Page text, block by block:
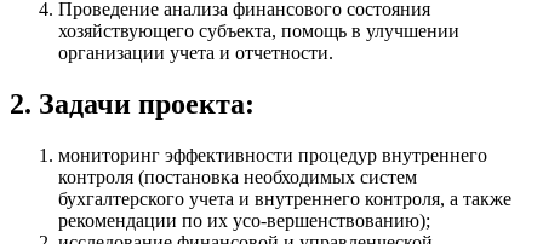
Проведение анализа финансового состояния
хозяйствующего субъекта, помощь в улучшении
организации учета и отчетности.
2. Задачи проекта:
мониторинг эффективности процедур внутреннего
контроля (постановка необходимых систем
бухгалтерского учета и внутреннего контроля, а также
рекомендации по их усо-вершенствованию);